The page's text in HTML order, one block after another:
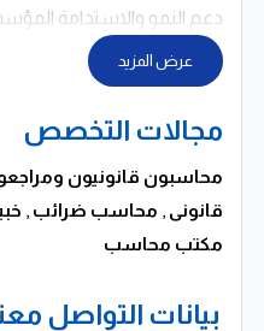
دعم النمو والاستدامة
رؤيتنا
الريادة في تقديم الخدمات
داخل مصر والوطن العربي،
عرض المزيد
مجالات التخصص
محاسبون قانونيون
قانونى , محاسب ضرائب ,
مكتب محاسب
بيانات التواصل